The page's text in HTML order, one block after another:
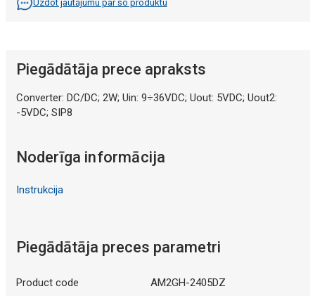
Uzdot jautājumu par šo produktu
Piegādātāja prece apraksts
Converter: DC/DC; 2W; Uin: 9÷36VDC; Uout: 5VDC; Uout2:
-5VDC; SIP8
Noderīga informācija
Instrukcija
Piegādātāja preces parametri
Product code AM2GH-2405DZ